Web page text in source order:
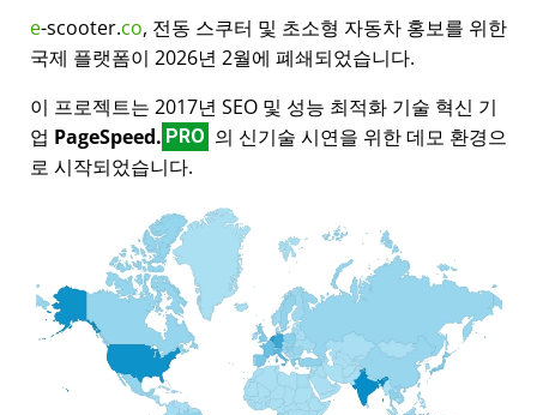
e-scooter.co, 전동 스쿠터 및 초소형 자동차 홍보를 위한
국제 플랫폼이 2026년 2월에 폐쇄되었습니다.
이 프로젝트는 2017년 SEO 및 성능 최적화 기술 혁신 기
업 PageSpeed. PRO 의 신기술 시연을 위한 데모 환경으
로 시작되었습니다.